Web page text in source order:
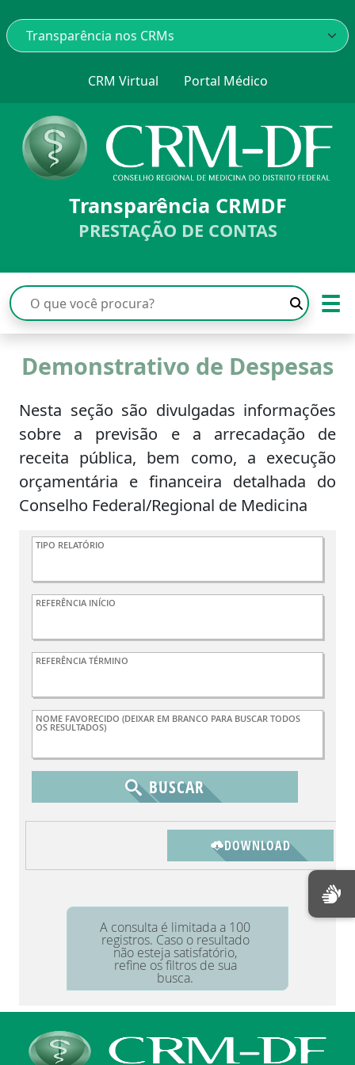
CRM Virtual Portal Médico
Transparência CRMDF
PRESTAÇÃO DE CONTAS
☰
Demonstrativo de Despesas
Nesta seção são divulgadas informações
sobre a previsão e a arrecadação de
receita pública, bem como, a execução
orçamentária e financeira detalhada do
Conselho Federal/Regional de Medicina